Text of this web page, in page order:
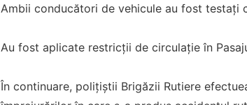
Ambii conducători de vehicule au fost
Au fost aplicate restricții de circulație în
În continuare, polițiștii Brigăzii Rutiere